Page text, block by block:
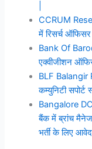
CCRUM
में रिसर्च
Bank Of
एक्वीजीशन
BLF
कम्युनिटी
Bangalore
बैंक में ब्रांच
भर्ती के लिए